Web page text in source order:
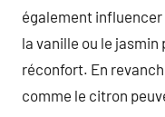
également influencer
la vanille ou le
réconfort. En
comme le citron